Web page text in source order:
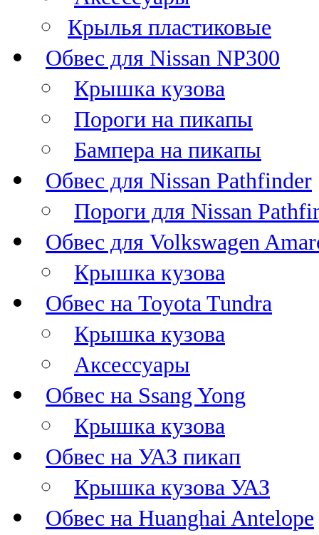
Крылья пластиковые
Обвес для Nissan NP300
Крышка кузова
Пороги на пикапы
Бампера на пикапы
Обвес для Nissan Pathfinder
Пороги для Nissan
Обвес для Volkswagen
Крышка кузова
Обвес на Toyota Tundra
Крышка кузова
Аксессуары
Обвес на Ssang Yong
Крышка кузова
Обвес на УАЗ пикап
Крышка кузова УАЗ
Обвес на Huanghai Antelope